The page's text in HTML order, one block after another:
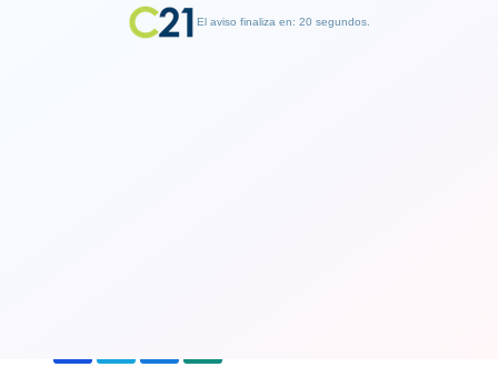
El aviso finaliza en: 19 segundos.